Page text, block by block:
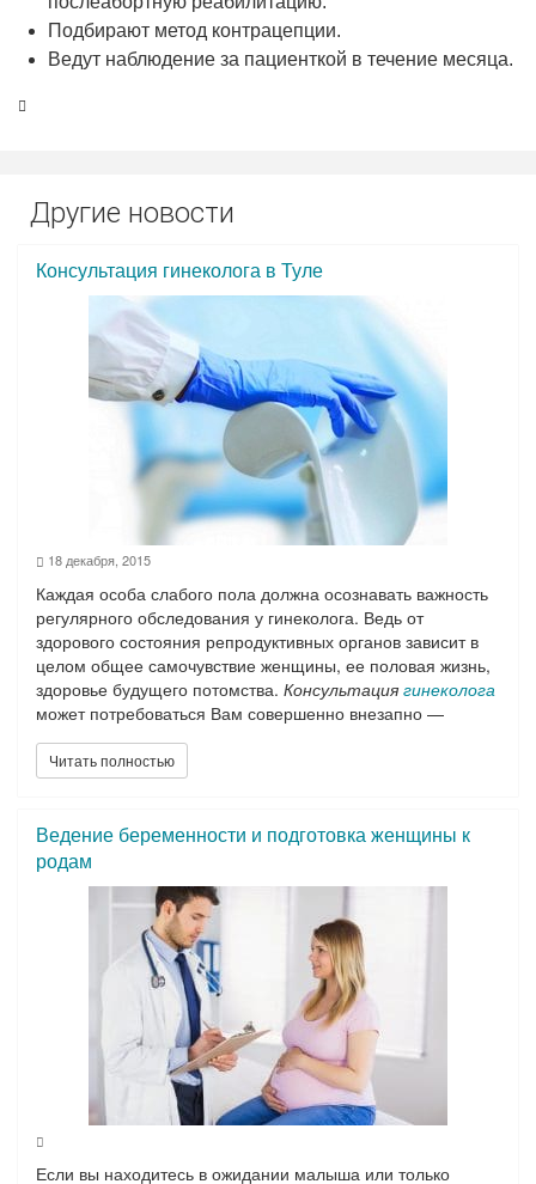
Подбирают метод контрацепции.
Ведут наблюдение за пациенткой в течение месяца.
Другие новости
Консультация гинеколога в Туле
18 декабря, 2015
Каждая особа слабого пола должна осознавать важность
регулярного обследования у гинеколога. Ведь от
здорового состояния репродуктивных органов зависит в
целом общее самочувствие женщины, ее половая жизнь,
здоровье будущего потомства. Консультация гинеколога
может потребоваться Вам совершенно внезапно —
вследствие неприятных или болезненных ощущений в
интимной области. Если же Вы заботитесь о своем
здоровье, регулярно проверяете работу своего
Консультация гинеколога и соответствующее
обследование позволит выявить имеющуюся проблему в
мочеполовой системе на ранней стадии и назначить
эффективное лечение.
Читать полностью
Ведение беременности и подготовка женщины к
родам
Если вы находитесь в ожидании малыша или только